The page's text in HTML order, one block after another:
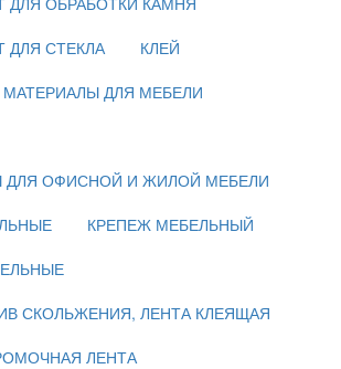
ДЛЯ СТЕКЛА
КЛЕЙ
ДЛЯ МЕБЕЛИ
ДЛЯ ОФИСНОЙ И ЖИЛОЙ МЕБЕЛИ
КРЕПЕЖ МЕБЕЛЬНЫЙ
СКОЛЬЖЕНИЯ, ЛЕНТА КЛЕЯЩАЯ
ЛЕНТА